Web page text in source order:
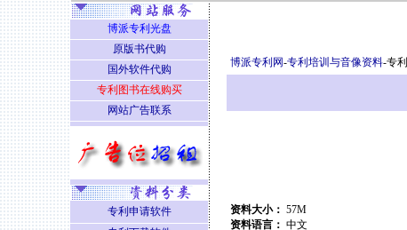
博派专利网-专利培训与音像资料-专
资料大小： 57M
资料语言： 中文
博派专利光盘
原版书代购
国外软件代购
专利图书在线购买
网站广告联系
专利申请软件